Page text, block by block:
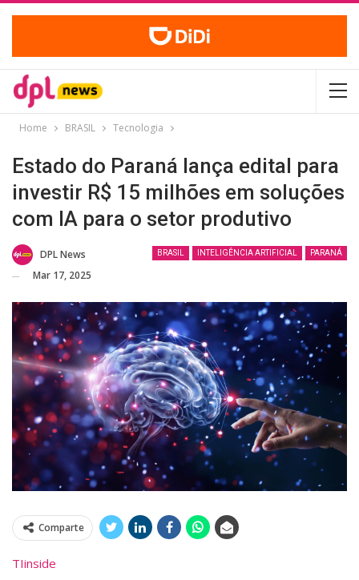
Home BRASIL Tecnologia
Estado do Paraná lança edital para
investir R$ 15 milhões em soluções
com IA para o setor produtivo
BRASIL INTELIGÊNCIA ARTIFICIAL PARANÁ
DPL News
Mar 17, 2025
Comparte
TIinside